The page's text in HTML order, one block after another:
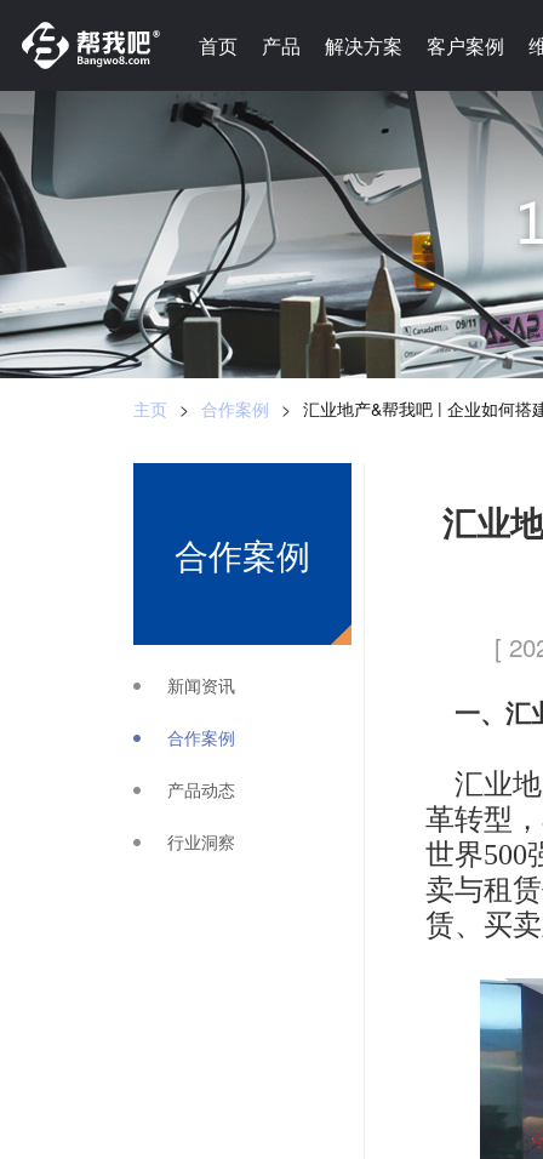
首页 产品 解决方案 客户案例
首页 产品 解决方案 客户案例
主页 > 合作案例 > 汇业地产&帮我吧 | 企业如何搭
合作案例
新闻资讯
合作案例
产品动态
行业洞察
汇业
[
一、汇
汇业
革转型
世界500
卖与租
赁、买